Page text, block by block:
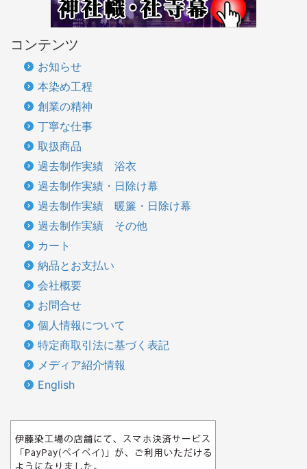
コンテンツ
お知らせ
本染め工程
創業の精神
丁寧な仕事
取扱商品
過去制作実績 浴衣
過去制作実績・日除け幕
過去制作実績 暖簾・日除け幕
過去制作実績 その他
カート
納品とお支払い
会社概要
お問合せ
個人情報について
特定商取引法に基づく表記
メディア紹介情報
English